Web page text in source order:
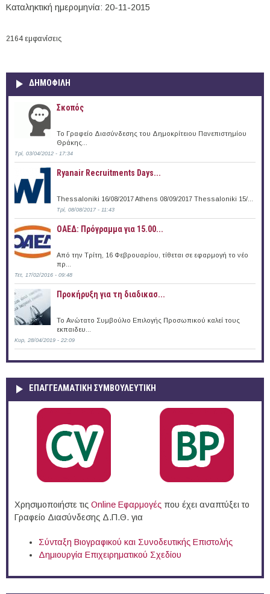
Καταληκτική ημερομηνία: 20-11-2015
2164 εμφανίσεις
ΔΗΜΟΦΙΛΗ
Σκοπός
Το Γραφείο Διασύνδεσης του Δημοκρίτειου Πανεπιστημίου
Θράκης...
Τρί, 03/04/2012 - 17:34
Ryanair Recruitments Days...
Thessaloniki 16/08/2017 Athens 08/09/2017 Thessaloniki 15/...
Τρί, 08/08/2017 - 11:43
ΟΑΕΔ: Πρόγραμμα για 15.00...
Από την Τρίτη, 16 Φεβρουαρίου, τίθεται σε εφαρμογή το νέο
πρ...
Τετ, 17/02/2016 - 09:48
Προκήρυξη για τη διαδικασ...
Το Ανώτατο Συμβούλιο Επιλογής Προσωπικού καλεί τους
εκπαιδευ...
Κυρ, 28/04/2019 - 22:09
ΕΠΑΓΓΕΛΜΑΤΙΚΉ ΣΥΜΒΟΥΛΕΥΤΙΚΉ
Χρησιμοποιήστε τις Online Eφαρμογές που έχει αναπτύξει το
Γραφείο Διασύνδεσης Δ.Π.Θ. για
Σύνταξη Βιογραφικού και Συνοδευτικής Επιστολής
Δημιουργία Επιχειρηματικού Σχεδίου